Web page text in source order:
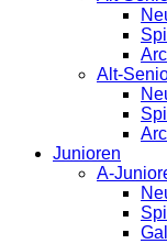
Alt-
Junioren
A-